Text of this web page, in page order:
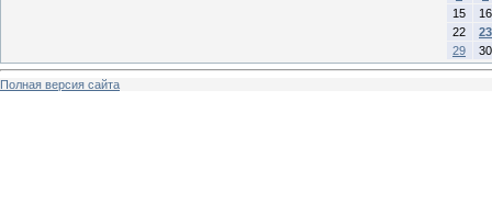
15
16
22
23
29
30
Полная версия сайта